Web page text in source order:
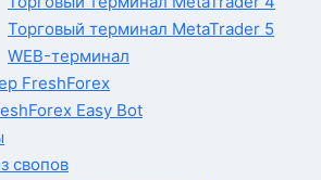
Торговый терминал MetaTrader 5
WEB-терминал
FreshForex
Easy Bot
свопов